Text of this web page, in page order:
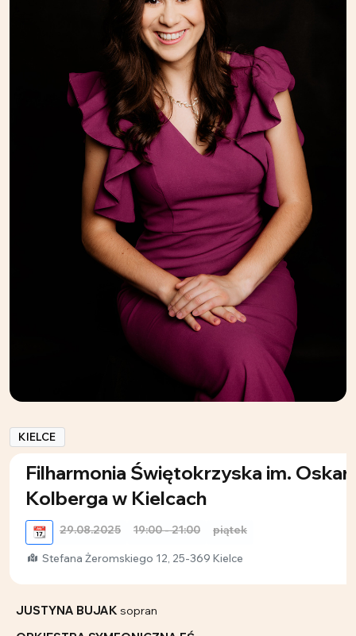
KIELCE
Filharmonia Świętokrzyska im.
Kolberga w Kielcach
📆 29.08.2025 19:00 - 21:00 piątek
Stefana Żeromskiego 12, 25-369 Kielce
JUSTYNA BUJAK sopran